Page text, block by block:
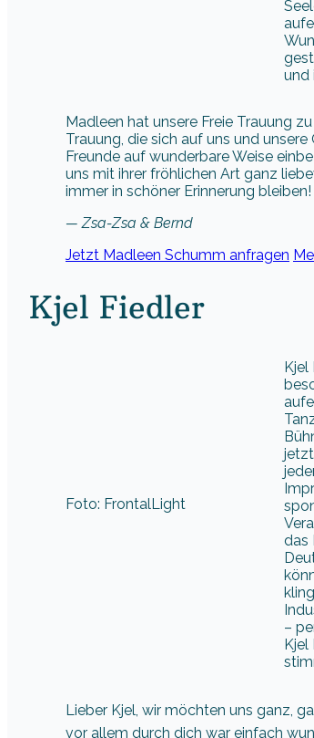
und
Madleen hat unsere Freie Trauung
Trauung, die sich auf uns und
Freunde auf wunderbare Weise
uns mit ihrer fröhlichen Art ganz
immer in schöner Erinnerung bleiben!
— Zsa-Zsa & Bernd
Jetzt Madleen Schumm anfragen
Kjel Fiedler
Foto: FrontalLight
Kjel
das
–
Kjel
Lieber Kjel, wir möchten uns ganz,
vor allem durch dich war einfach